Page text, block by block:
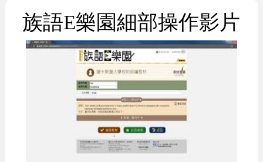
族語E樂園細部操作影片